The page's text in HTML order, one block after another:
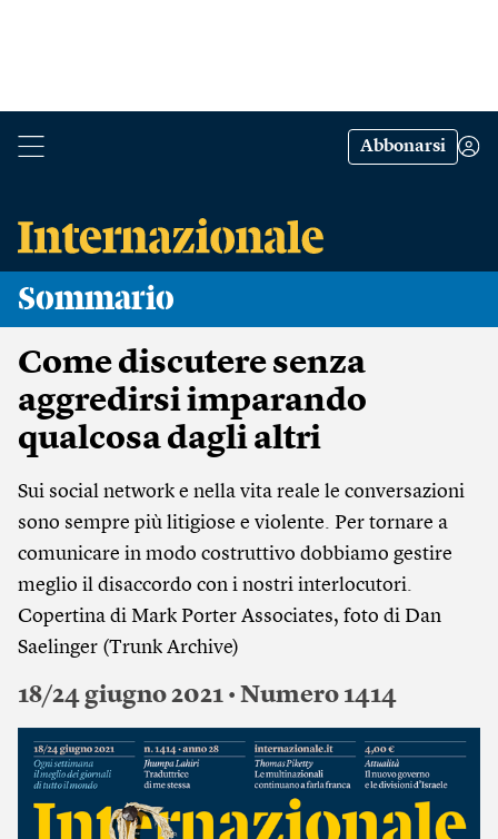
Abbonarsi
Sommario
Come discutere senza
aggredirsi imparando
qualcosa dagli altri
Sui social network e nella vita reale le conversazioni
sono sempre più litigiose e violente. Per tornare a
comunicare in modo costruttivo dobbiamo gestire
meglio il disaccordo con i nostri interlocutori.
Copertina di Mark Porter Associates, foto di Dan
Saelinger (Trunk Archive)
18/24 giugno 2021 • Numero 1414